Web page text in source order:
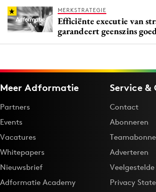
MERKSTRATEGIE
Efficiënte executie van
garandeert geenszins
Meer Adformatie
Partners
Events
Vacatures
Whitepapers
Nieuwsbrief
Adformatie Academy
Service
Contact
Abonneren
Adverteren
Privacy